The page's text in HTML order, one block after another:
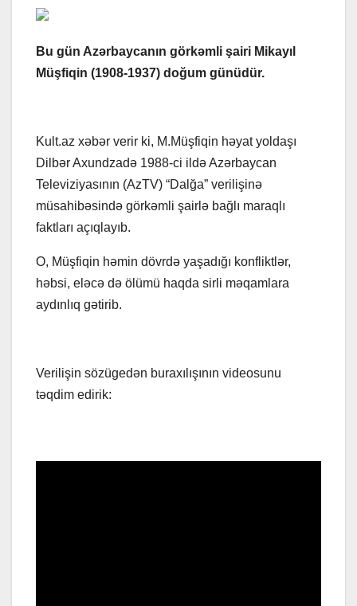
Bu gün Azərbaycanın görkəmli şairi Mikayıl
Müşfiqin (1908-1937) doğum günüdür.
Kult.az xəbər verir ki, M.Müşfiqin həyat yoldaşı
Dilbər Axundzadə 1988-ci ildə Azərbaycan
Televiziyasının (AzTV) “Dalğa” verilişinə
müsahibəsində görkəmli şairlə bağlı maraqlı
faktları açıqlayıb.
O, Müşfiqin həmin dövrdə yaşadığı konfliktlər,
həbsi, eləcə də ölümü haqda sirli məqamlara
aydınlıq gətirib.
Verilişin sözügedən buraxılışının videosunu
təqdim edirik: